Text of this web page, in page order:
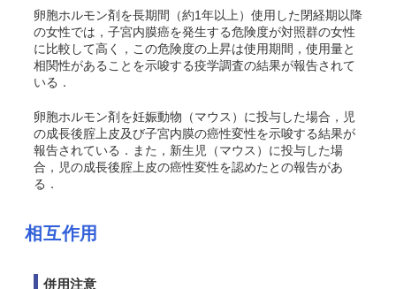
卵胞ホルモン剤を長期間（約1年以上）使用した閉経期以降
の女性では，子宮内膜癌を発生する危険度が対照群の女性
に比較して高く，この危険度の上昇は使用期間，使用量と
相関性があることを示唆する疫学調査の結果が報告されて
いる ．
卵胞ホルモン剤を妊娠動物（マウス）に投与した場合，児
の成長後腟上皮及び子宮内膜の癌性変性を示唆する結果が
報告されている ．また，新生児（マウス）に投与した場
合，児の成長後腟上皮の癌性変性を認めたとの報告があ
る ．
相互作用
併用注意